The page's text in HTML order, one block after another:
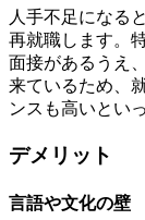
人手不足になる
再就職します。
面接があるうえ
来ているため、
ンスも高いとい
デメリット
言語や文化の壁